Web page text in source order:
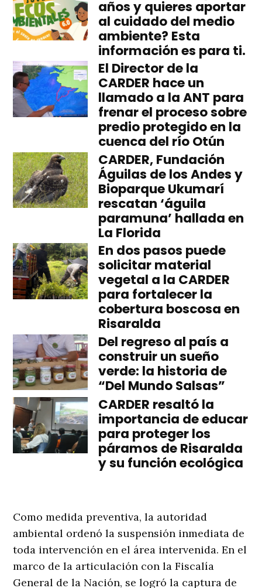
años y quieres aportar
al cuidado del medio
ambiente? Esta
información es para ti.
El Director de la
CARDER hace un
llamado a la ANT para
frenar el proceso sobre
predio protegido en la
cuenca del río Otún
CARDER, Fundación
Águilas de los Andes y
Bioparque Ukumarí
rescatan ‘águila
paramuna’ hallada en
La Florida
En dos pasos puede
solicitar material
vegetal a la CARDER
para fortalecer la
cobertura boscosa en
Risaralda
Del regreso al país a
construir un sueño
verde: la historia de
“Del Mundo Salsas”
CARDER resaltó la
importancia de educar
para proteger los
páramos de Risaralda
y su función ecológica
Como medida preventiva, la autoridad
ambiental ordenó la suspensión inmediata de
toda intervención en el área intervenida. En el
marco de la articulación con la Fiscalía
General de la Nación, se logró la captura de